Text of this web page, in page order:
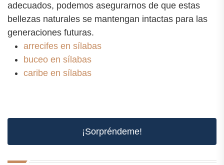
adecuados, podemos asegurarnos de que estas
bellezas naturales se mantengan intactas para las
generaciones futuras.
arrecifes en sílabas
buceo en sílabas
caribe en sílabas
¡Sorpréndeme!